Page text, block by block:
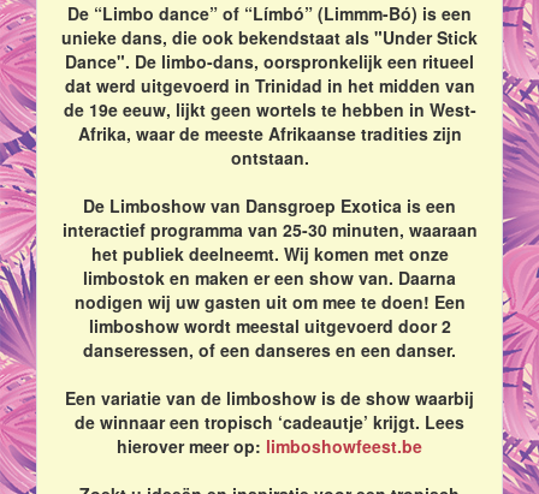
De “Limbo dance” of “Límbó” (Limmm-Bó) is een
unieke dans, die ook bekendstaat als "Under Stick
Dance". De limbo-dans, oorspronkelijk een ritueel
dat werd uitgevoerd in Trinidad in het midden van
de 19e eeuw, lijkt geen wortels te hebben in West-
Afrika, waar de meeste Afrikaanse tradities zijn
ontstaan.
De Limboshow van Dansgroep Exotica is een
interactief programma van 25-30 minuten, waaraan
het publiek deelneemt. Wij komen met onze
limbostok en maken er een show van. Daarna
nodigen wij uw gasten uit om mee te doen! Een
limboshow wordt meestal uitgevoerd door 2
danseressen, of een danseres en een danser.
Een variatie van de limboshow is de show waarbij
de winnaar een tropisch ‘cadeautje’ krijgt. Lees
hierover meer op: limboshowfeest.be